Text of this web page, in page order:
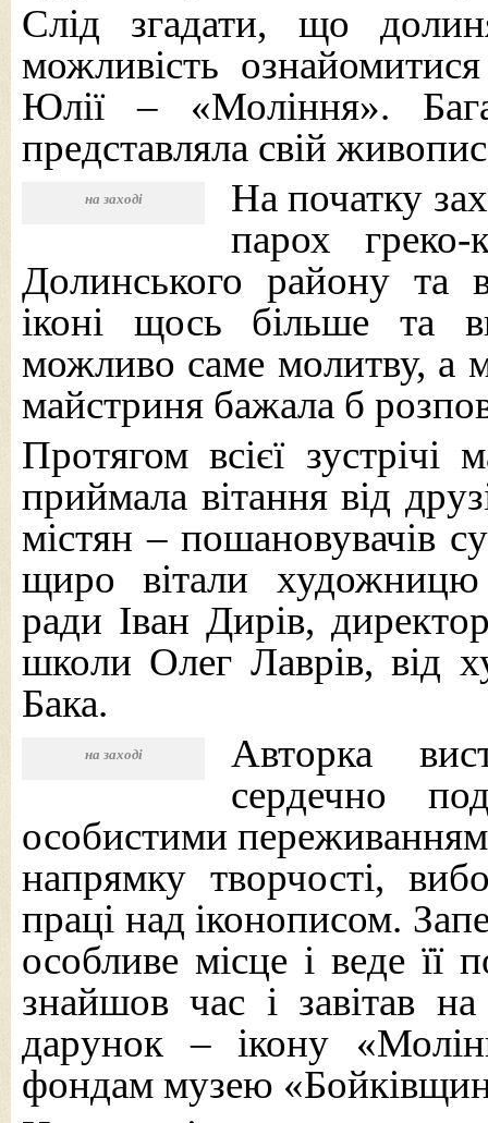
Слід згадати, що
можливість
Юлії – «Моління».
представляла свій
на заході
На початку
парох
Долинського району та
іконі щось більше та
можливо саме молитву, а
майстриня бажала б
Протягом всієї зустрічі
приймала вітання від
містян – пошановувачів
щиро вітали художницю
ради Іван Дирів,
школи Олег Лаврів, від
Бака.
на заході
Авторка
сердечно
особистими
напрямку творчості,
праці над іконописом.
особливе місце і веде її
знайшов час і завітав
дарунок – ікону
фондам музею